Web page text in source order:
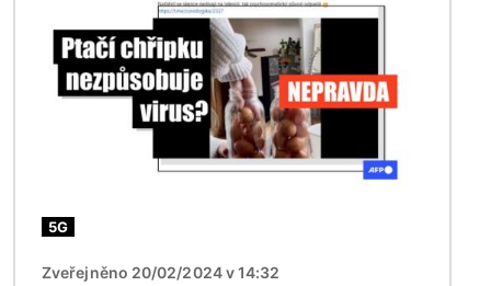
5G
Zveřejněno 20/02/2024 v 14:32